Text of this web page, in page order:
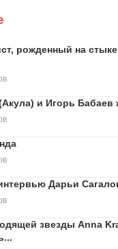
рожденный на
и Игорь Бабаев
Дарьи
звезды Anna